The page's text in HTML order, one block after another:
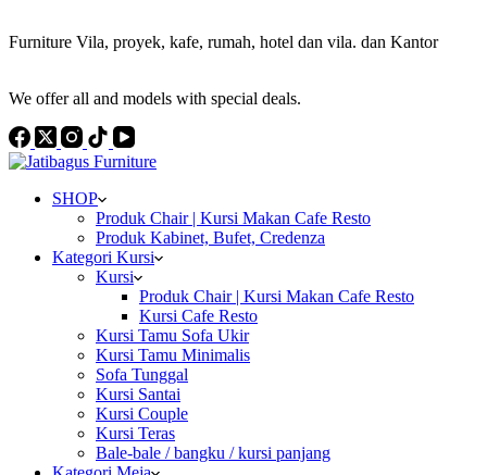
Furniture Vila, proyek, kafe, rumah, hotel dan vila. dan Kantor
We offer all and models with special deals.
SHOP
Produk Chair | Kursi Makan Cafe Resto
Produk Kabinet, Bufet, Credenza
Kategori Kursi
Kursi
Produk Chair | Kursi Makan Cafe Resto
Kursi Cafe Resto
Kursi Tamu Sofa Ukir
Kursi Tamu Minimalis
Sofa Tunggal
Kursi Santai
Kursi Couple
Kursi Teras
Bale-bale / bangku / kursi panjang